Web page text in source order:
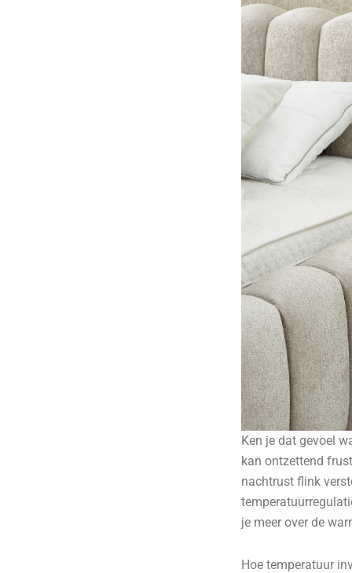
Ken je dat gevoel
kan ontzettend
nachtrust flink
je meer over de
Hoe temperatuur